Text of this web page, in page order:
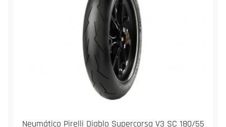
Neumático Pirelli Diablo Supercorsa V3 SC 180/55